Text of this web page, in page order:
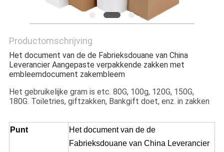
Productomschrijving
Het document van de de Fabrieksdouane van China
Leverancier Aangepaste verpakkende zakken met
embleemdocument zakembleem
Het gebruikelijke gram is etc. 80G, 100g, 120G, 150G,
180G. Toiletries, giftzakken, Bankgift doet, enz. in zakken
Punt
Het document van de de
Fabrieksdouane van China Leverancier